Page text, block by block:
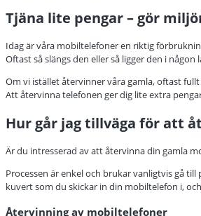
Tjäna lite pengar – gör
Idag är våra mobiltelefoner en riktig
Oftast så slängs den eller så ligger den i någon
Om vi istället återvinner våra gamla, oftast
Att återvinna telefonen ger dig lite extra
Hur går jag tillväga för att
Är du intresserad av att återvinna din gamla
Processen är enkel och brukar vanligtvis gå
kuvert som du skickar in din mobiltelefon i,
Återvinning av mobiltelefoner